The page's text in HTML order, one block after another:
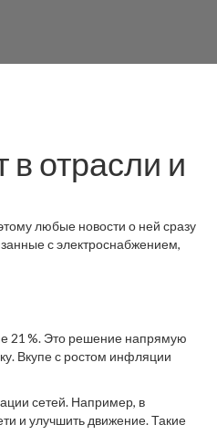
в отрасли и
любые новости о ней сразу
с электроснабжением,
21 %. Это решение напрямую
Вкупе с ростом инфляции
сетей. Например, в
и улучшить движение. Такие